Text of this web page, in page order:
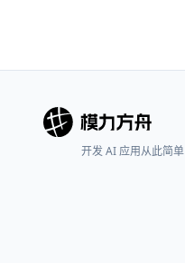
开发 AI 应用从此简单